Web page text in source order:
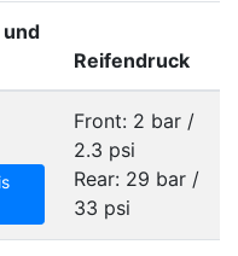
Reifendruck
Front: 2 bar /
2.3 psi
Rear: 29 bar /
33 psi